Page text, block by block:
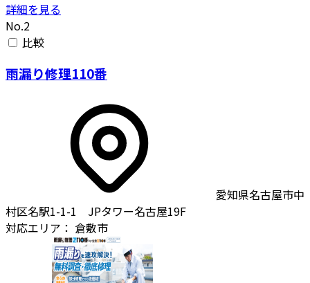
詳細を見る
No.2
比較
雨漏り修理110番
愛知県名古屋市中
村区名駅1-1-1 JPタワー名古屋19F
対応エリア： 倉敷市